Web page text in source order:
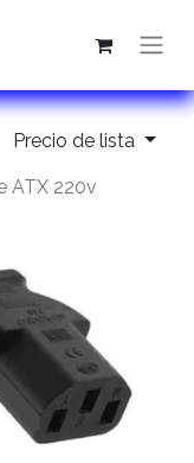
Precio de lista
ATX 220v